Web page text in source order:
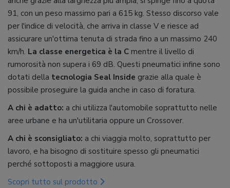
91, con un peso massimo pari a 615 kg. Stesso discorso vale
per l'indice di velocità, che arriva in classe V e riesce ad
assicurare un'ottima tenuta di strada fino a un massimo 240
km/h. La classe energetica è la C mentre il livello di
rumorosità non supera i 69 dB. Questi pneumatici infine sono
dotati della tecnologia Seal Inside grazie alla quale è
possibile proseguire la guida anche in caso di foratura.
A chi è adatto: a chi utilizza l'automobile soprattutto nelle
aree urbane e ha un'utilitaria oppure un Crossover.
A chi è sconsigliato: a chi viaggia molto, soprattutto per
lavoro, e ha bisogno di sostituire spesso gli pneumatici
perché sottoposti a maggiore usura.
Scopri tutto sul prodotto